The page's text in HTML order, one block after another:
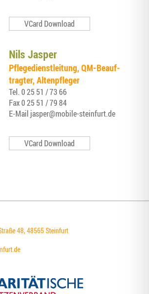
VCard Download
Nils Jas­per
Pfle­ge­dienst­lei­tung, QM-Beauf­
trag­ter, Altenpfleger
Tel.0 25 51 / 73 66
Fax0 25 51 / 79 84
E‑Mail jasper@mobile-steinfurt.de
VCard Download
48, 48565 Steinfurt